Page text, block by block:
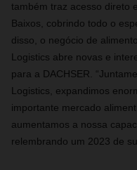
também traz acesso direto
Baixos, cobrindo todo o
disso, o negócio de
Logistics abre novas e
para a DACHSER.
Logistics, expandimos
importante mercado
aumentamos a nossa
relembrando um 2023 de